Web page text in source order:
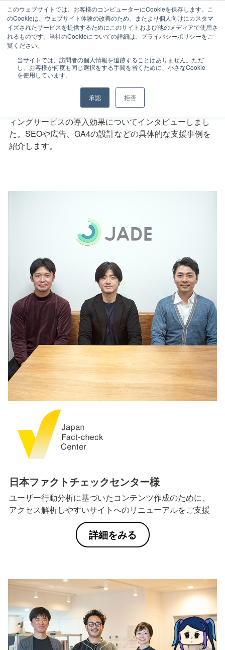
このウェブサイトでは、お客様のコンピューターにCookieを保存します。こ
のCookieは、ウェブサイト体験の改善のため、またより個人向けにカスタマ
イズされたサービスを提供するためにこのサイトおよび他のメディアで使用さ
れるものです。当社のCookieについての詳細は、プライバシーポリシーをご
覧ください。
当サイトでは、訪問者の個人情報を追跡することはありません。ただ
し、お客様が何度も同じ選択をする手間を省くために、小さなCookie
を使用しています。
承認 拒否
事例紹介
Case studyお取り組み事例
さまざまな業種のクライアント様に、JADEのコンサルテ
ィングサービスの導入効果についてインタビューしまし
た。SEOや広告、GA4の設計などの具体的な支援事例を
紹介します。
日本ファクトチェックセンター様
ユーザー行動分析に基づいたコンテンツ作成のために、
アクセス解析しやすいサイトへのリニューアルをご支援
詳細をみる